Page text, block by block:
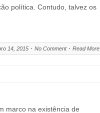
política. Contudo, talvez os
14, 2015 No Comment Read More
marco na existência de